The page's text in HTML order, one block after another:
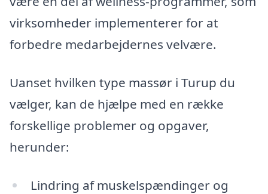
virksomheder implementerer for at
forbedre medarbejdernes velvære.
Uanset hvilken type massør i Turup du
vælger, kan de hjælpe med en række
forskellige problemer og opgaver,
herunder:
Lindring af muskelspændinger og